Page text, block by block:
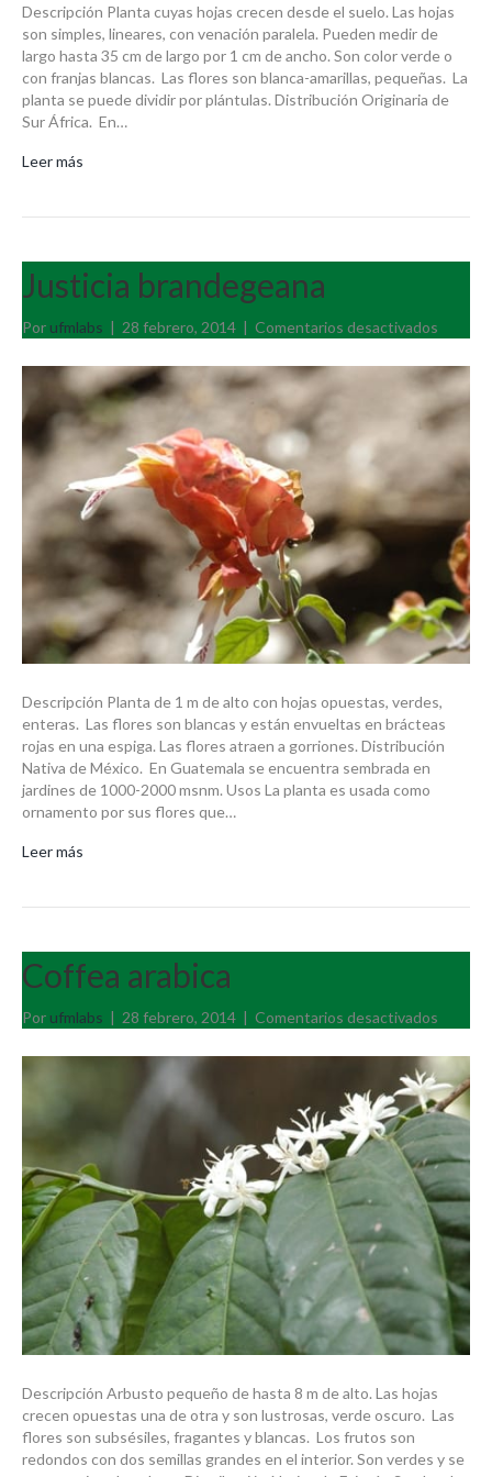
Descripción Planta cuyas hojas crecen desde el suelo. Las hojas
son simples, lineares, con venación paralela. Pueden medir de
largo hasta 35 cm de largo por 1 cm de ancho. Son color verde o
con franjas blancas. Las flores son blanca-amarillas, pequeñas. La
planta se puede dividir por plántulas. Distribución Originaria de
Sur África. En…
Leer más
Justicia brandegeana
Por ufmlabs | 28 febrero, 2014 | Comentarios desactivados
Descripción Planta de 1 m de alto con hojas opuestas, verdes,
enteras. Las flores son blancas y están envueltas en brácteas
rojas en una espiga. Las flores atraen a gorriones. Distribución
Nativa de México. En Guatemala se encuentra sembrada en
jardines de 1000-2000 msnm. Usos La planta es usada como
ornamento por sus flores que…
Leer más
Coffea arabica
Por ufmlabs | 28 febrero, 2014 | Comentarios desactivados
arabica
Descripción Arbusto pequeño de hasta 8 m de alto. Las hojas
crecen opuestas una de otra y son lustrosas, verde oscuro. Las
flores son subsésiles, fragantes y blancas. Los frutos son
redondos con dos semillas grandes en el interior. Son verdes y se